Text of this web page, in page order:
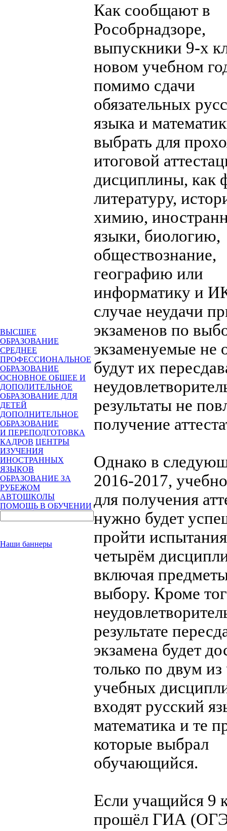
ВЫСШЕЕ
ОБРАЗОВАНИЕ
СРЕДНЕЕ
ПРОФЕССИОНАЛЬНОЕ
ОБРАЗОВАНИЕ
ОСНОВНОЕ ОБЩЕЕ И
ДОПОЛИТЕЛЬНОЕ
ОБРАЗОВАНИЕ ДЛЯ
ДЕТЕЙ
ДОПОЛНИТЕЛЬНОЕ
ОБРАЗОВАНИЕ
И ПЕРЕПОДГОТОВКА
КАДРОВ ЦЕНТРЫ
ИЗУЧЕНИЯ
ИНОСТРАННЫХ
ЯЗЫКОВ
ОБРАЗОВАНИЕ ЗА
РУБЕЖОМ
АВТОШКОЛЫ
ПОМОЩЬ В ОБУЧЕНИИ
Наши баннеры
Как сообщают в
Рособрнадзоре,
выпускники 9-х
новом учебном
помимо сдачи
обязательных
языка и
выбрать для
итоговой
дисциплины, как
литературу,
химию,
языки, биологию,
обществознание,
географию или
информатику и
случае неудачи
экзаменов по
экзаменуемые не
будут их
результаты не
получение
Однако в
2016-2017,
для получения
нужно будет
пройти
четырём
включая
выбору. Кроме
результате
экзамена будет
только по двум
учебных
входят русский
математика и те
которые выбрал
обучающийся.
Если учащийся 9
прошёл ГИА